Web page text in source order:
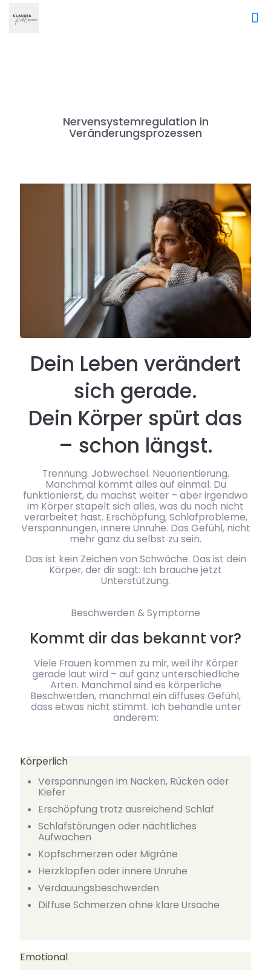
Nervensystemregulation in
Veränderungsprozessen
Dein Leben verändert
sich gerade.
Dein Körper spürt das
– schon längst.
Trennung. Jobwechsel. Neuorientierung.
Manchmal kommt alles auf einmal. Du
funktionierst, du machst weiter – aber irgendwo
im Körper stapelt sich alles, was du noch nicht
verarbeitet hast. Erschöpfung, Schlafprobleme,
Verspannungen, innere Unruhe. Das Gefühl, nicht
mehr ganz du selbst zu sein.
Das ist kein Zeichen von Schwäche. Das ist dein
Körper, der dir sagt: Ich brauche jetzt
Unterstützung.
Beschwerden & Symptome
Kommt dir das bekannt vor?
Viele Frauen kommen zu mir, weil ihr Körper
gerade laut wird – auf ganz unterschiedliche
Arten. Manchmal sind es körperliche
Beschwerden, manchmal ein diffuses Gefühl,
dass etwas nicht stimmt. Ich behandle unter
anderem:
Körperlich
Verspannungen im Nacken, Rücken oder
Kiefer
Erschöpfung trotz ausreichend Schlaf
Schlafstörungen oder nächtliches
Aufwachen
Kopfschmerzen oder Migräne
Herzklopfen oder innere Unruhe
Verdauungsbeschwerden
Diffuse Schmerzen ohne klare Ursache
Emotional